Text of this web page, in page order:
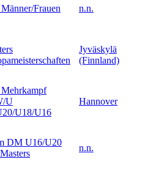
Frauen n.n.
Jyväskylä
(Finnland)
U
U18/U16
Hannover
DM U16/U20
n.n.